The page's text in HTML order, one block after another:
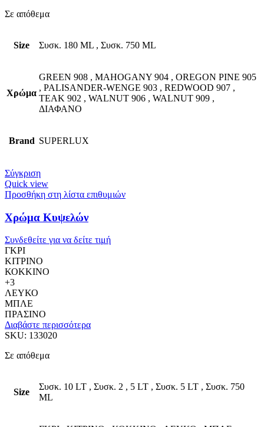
Σε απόθεμα
Size Συσκ. 180 ML , Συσκ. 750 ML
Χρώμα
GREEN 908 , MAHOGANY 904 , OREGON PINE 905
, PALISANDER-WENGE 903 , REDWOOD 907 ,
TEAK 902 , WALNUT 906 , WALNUT 909 ,
ΔΙΑΦΑΝΟ
Brand SUPERLUX
Σύγκριση
Quick view
Προσθήκη στη λίστα επιθυμιών
Χρώμα Κυψελών
Συνδεθείτε για να δείτε τιμή
ΓΚΡΙ
ΚΙΤΡΙΝΟ
ΚΟΚΚΙΝΟ
+3
ΛΕΥΚΟ
ΜΠΛΕ
ΠΡΑΣΙΝΟ
Διαβάστε περισσότερα
SKU: 133020
Σε απόθεμα
Size
Συσκ. 10 LT , Συσκ. 2 , 5 LT , Συσκ. 5 LT , Συσκ. 750
ML